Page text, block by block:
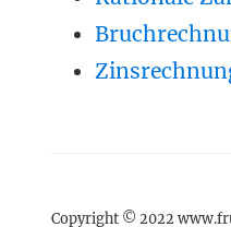
Copyright © 2022